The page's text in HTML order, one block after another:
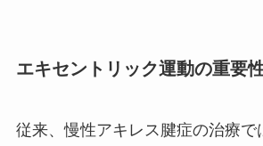
エキセントリック運動の重要
従来、慢性アキレス腱症の治療で